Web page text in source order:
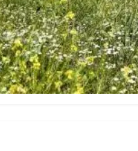
bénéficie de soins
auprès de professionnels
places pour des patients de 3
à temps partiel.